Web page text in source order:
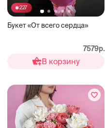
227
Букет «От всего сердца»
7579р.
В корзину